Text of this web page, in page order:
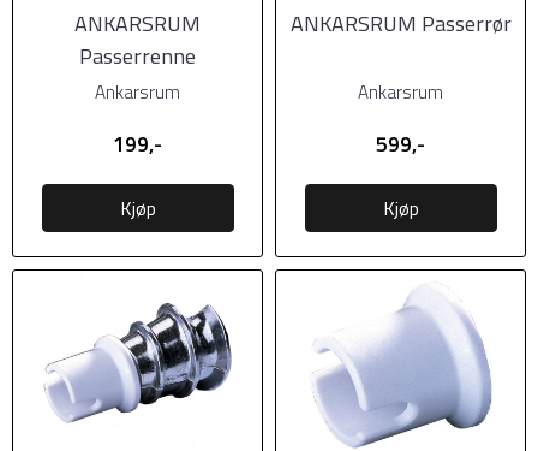
ANKARSRUM
Passerrenne
Ankarsrum
199,-
Kjøp
ANKARSRUM Passerrør
Ankarsrum
599,-
Kjøp